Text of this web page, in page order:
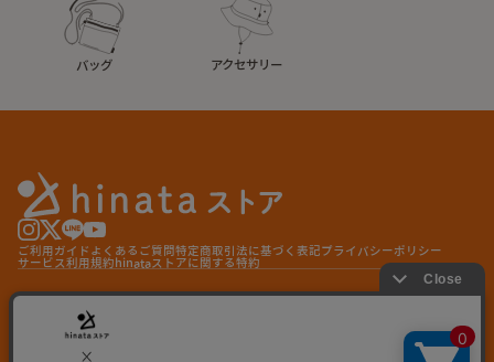
バッグ アクセサリー
ご利用ガイド よくあるご質問特定商取引法に基づく表記プライバシーポリシー
サービス利用規約 hinataストアに関する特約